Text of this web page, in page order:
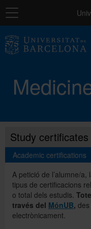
Navigation
Study certificates
Academic certifications
A petició de l’alumne/
tipus de certificacions
o total dels estudis.
través del MónUB,
electrònicament.